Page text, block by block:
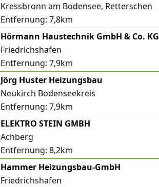
Kressbronn am Bodensee, Retterschen
Entfernung:7,8km
Hörmann Haustechnik GmbH & Co. KG
Friedrichshafen
Entfernung:7,9km
Jörg Huster Heizungsbau
Neukirch Bodenseekreis
Entfernung:7,9km
ELEKTRO STEIN GMBH
Achberg
Entfernung:8,2km
Hammer Heizungsbau-GmbH
Friedrichshafen